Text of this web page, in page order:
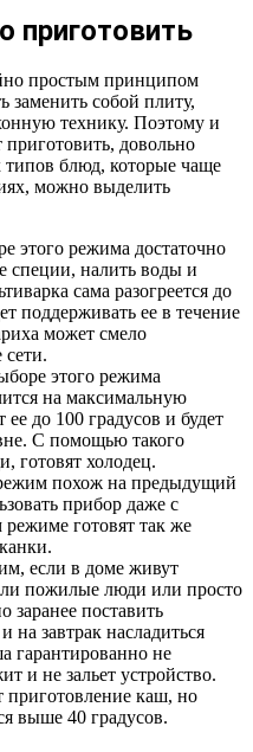
простым принципом
заменить собой плиту,
технику. Поэтому и
довольно
блюд, которые чаще
можно выделить
этого режима достаточно
специи, налить воды и
сама разогреется до
поддерживать ее в течение
может смело
сети.
этого режима
на максимальную
ее до 100 градусов и будет
С помощью такого
готовят холодец.
похож на предыдущий
прибор даже с
готовят так же
если в доме живут
пожилые люди или просто
заранее поставить
на завтрак насладиться
гарантированно не
и не зальет устройство.
каш, но
выше 40 градусов.